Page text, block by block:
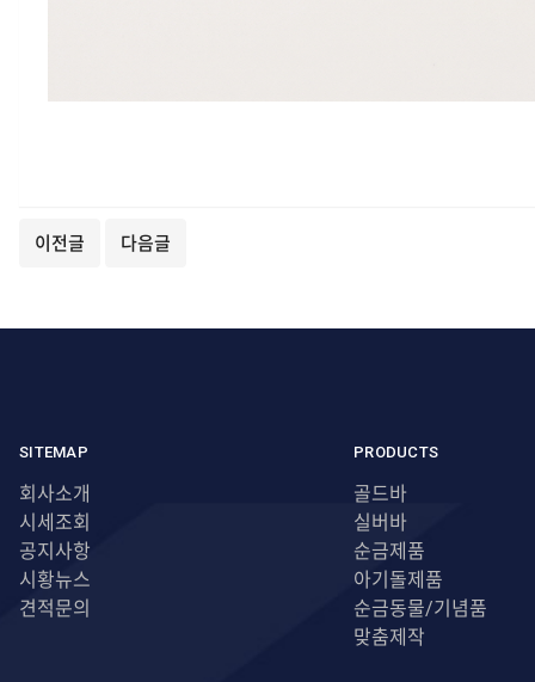
이전글 다음글
SITEMAP
회사소개
시세조회
공지사항
시황뉴스
견적문의
PRODUCTS
골드바
실버바
순금제품
아기돌제품
순금동물/기념품
맞춤제작